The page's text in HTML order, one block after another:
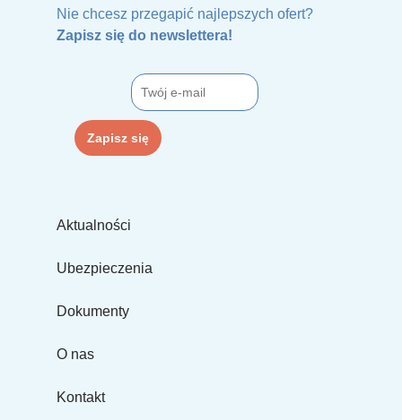
Nie chcesz przegapić najlepszych ofert?
Zapisz się do newslettera!
Aktualności
Ubezpieczenia
Dokumenty
O nas
Kontakt